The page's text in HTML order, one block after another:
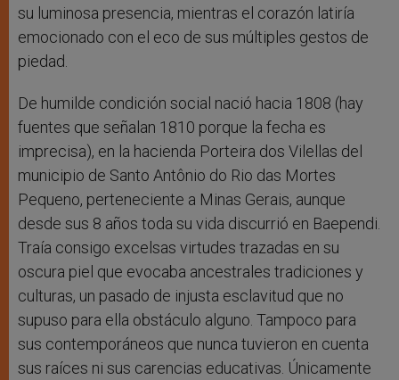
su luminosa presencia, mientras el corazón latiría
emocionado con el eco de sus múltiples gestos de
piedad.
De humilde condición social nació hacia 1808 (hay
fuentes que señalan 1810 porque la fecha es
imprecisa), en la hacienda Porteira dos Vilellas del
municipio de Santo Antônio do Rio das Mortes
Pequeno, perteneciente a Minas Gerais, aunque
desde sus 8 años toda su vida discurrió en Baependi.
Traía consigo excelsas virtudes trazadas en su
oscura piel que evocaba ancestrales tradiciones y
culturas, un pasado de injusta esclavitud que no
supuso para ella obstáculo alguno. Tampoco para
sus contemporáneos que nunca tuvieron en cuenta
sus raíces ni sus carencias educativas. Únicamente